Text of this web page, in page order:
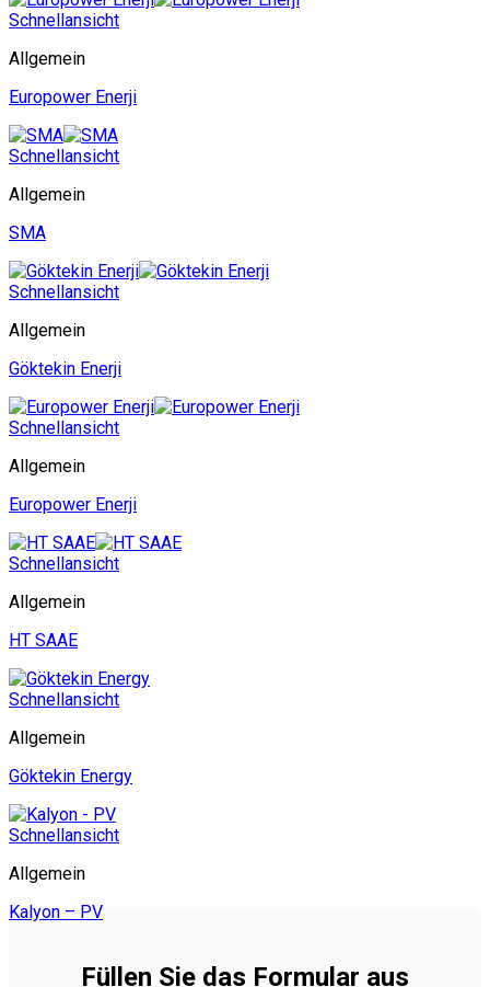
Schnellansicht
Allgemein
Europower Enerji
Schnellansicht
Allgemein
SMA
Schnellansicht
Allgemein
Göktekin Enerji
Schnellansicht
Allgemein
Europower Enerji
Schnellansicht
Allgemein
HT SAAE
Schnellansicht
Allgemein
Göktekin Energy
Schnellansicht
Allgemein
Kalyon – PV
Füllen Sie das Formular aus